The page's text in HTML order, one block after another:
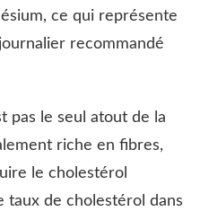
ce qui représente
recommandé
pas le seul atout de la
riche en fibres,
le cholestérol
taux de cholestérol dans